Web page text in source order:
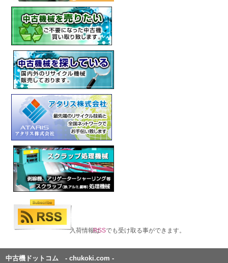
入荷情報はRSSでも受け取る事ができます。
中古機ドットコム - chukoki.com -